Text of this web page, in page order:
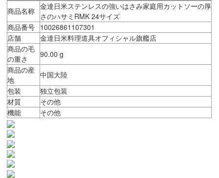
商品名称 金達日米ステンレスの強いはさみ家庭用カットソーの厚
さのハサミRMK 24サイズ
商品番号 10026861107301
店舗
金達日米料理道具オフィシャル旗艦店
商品の毛
の重さ
90.00 g
商品の産
地
中国大陸
包装
独立包装
材質
その他
機能
その他